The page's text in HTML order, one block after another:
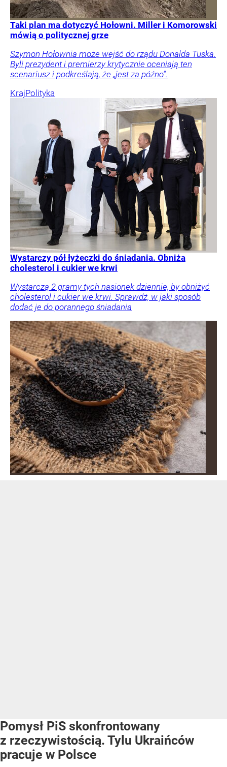
Taki plan ma dotyczyć Hołowni. Miller i Komorowski
mówią o politycznej grze
Szymon Hołownia może wejść do rządu Donalda Tuska.
Byli prezydent i premierzy krytycznie oceniają ten
scenariusz i podkreślają, że „jest za późno”.
KrajPolityka
Wystarczy pół łyżeczki do śniadania. Obniża
cholesterol i cukier we krwi
Wystarczą 2 gramy tych nasionek dziennie, by obniżyć
cholesterol i cukier we krwi. Sprawdź, w jaki sposób
dodać je do porannego śniadania
Pomysł PiS skonfrontowany
z rzeczywistością. Tylu Ukraińców
pracuje w Polsce